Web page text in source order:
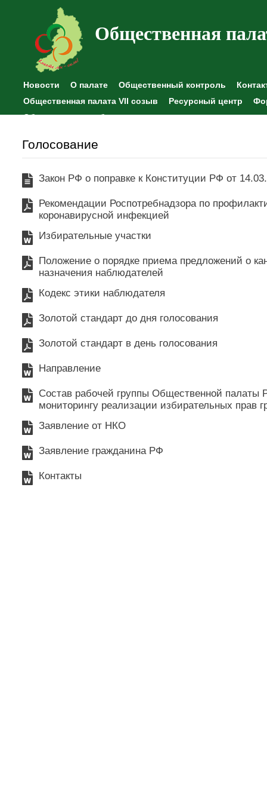
Общественная
Новости О палате Общественный контроль
Общественная палата VII созыв
Ресурсный центр
Общественные наблюдения
Голосование
Закон РФ о поправке к Конституции РФ от
Рекомендации Роспотребнадзора по
коронавирусной инфекцией
Избирательные участки
Положение о порядке приема предложений о
назначения наблюдателей
Кодекс этики наблюдателя
Золотой стандарт до дня голосования
Золотой стандарт в день голосования
Направление
Состав рабочей группы Общественной палаты
мониторингу реализации избирательных прав
Заявление от НКО
Заявление гражданина РФ
Контакты